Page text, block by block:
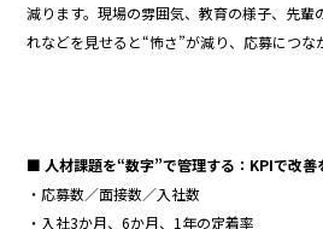
減ります。現場の雰囲気、教育の様子、先輩
れなどを見せると“怖さ”が減り、応募につな
■ 人材課題を“数字”で管理する：KPIで改善
・応募数／面接数／入社数
・入社3か月、6か月、1年の定着率